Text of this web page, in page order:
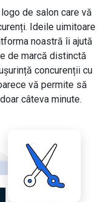
de salon care vă
Ideile uimitoare
noastră îi ajută
de marcă distinctă
concurenții cu
vă permite să
câteva minute.